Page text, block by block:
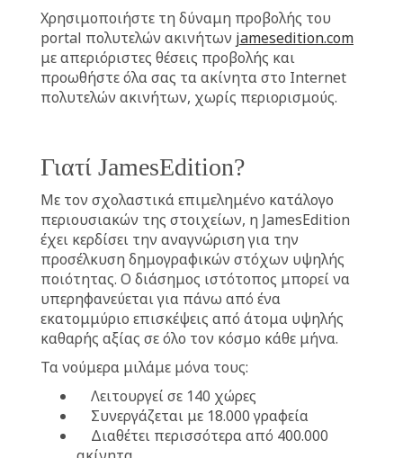
Χρησιμοποιήστε τη δύναμη προβολής του
portal πολυτελών ακινήτων jamesedition.com
με απεριόριστες θέσεις προβολής και
προωθήστε όλα σας τα ακίνητα στο Internet
πολυτελών ακινήτων, χωρίς περιορισμούς.
Γιατί JamesEdition?
Με τον σχολαστικά επιμελημένο κατάλογο
περιουσιακών της στοιχείων, η JamesEdition
έχει κερδίσει την αναγνώριση για την
προσέλκυση δημογραφικών στόχων υψηλής
ποιότητας. Ο διάσημος ιστότοπος μπορεί να
υπερηφανεύεται για πάνω από ένα
εκατομμύριο επισκέψεις από άτομα υψηλής
καθαρής αξίας σε όλο τον κόσμο κάθε μήνα.
Τα νούμερα μιλάμε μόνα τους:
Λειτουργεί σε 140 χώρες
Συνεργάζεται με 18.000 γραφεία
Διαθέτει περισσότερα από 400.000